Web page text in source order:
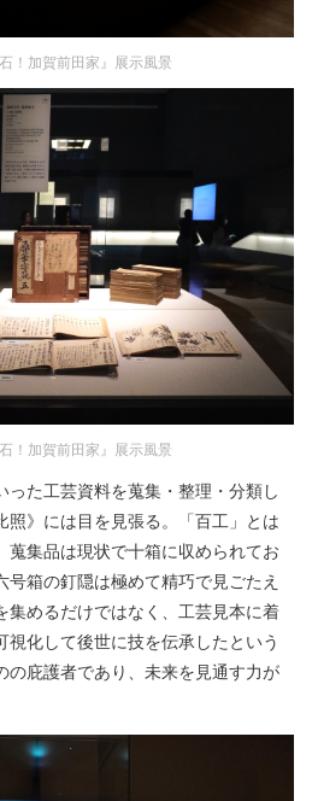
！加賀前田家』展示風景
！加賀前田家』展示風景
た工芸資料を蒐集・整理・分類し
照》には目を見張る。「百工」とは
蒐集品は現状で十箱に収められてお
号箱の釘隠は極めて精巧で見ごたえ
集めるだけではなく、工芸見本に着
視化して後世に技を伝承したという
の庇護者であり、未来を見通す力が